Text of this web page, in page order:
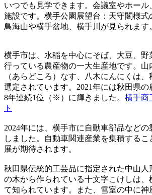
いつでも見学できます。会議室やホール
施設です。横手公園展望台：天守閣様式
鳥海山や横手盆地、横手川が見られます
横手市は、水稲を中心にそば、大豆、野
行っている農産物の一大生産地です。山
（あらどころ）なす、八木にんにくは
選定されています。2021年には秋田県の
8年連続1位（※）に輝きました。 横手商
ト
2024年には、横手市に自動車部品など
しました。自動車関連産業を集積する
展が期待されます。
秋田県伝統的工芸品に指定された中山人
の木から作られている十文字こけしは、
て知られています。また、雪室の中に神